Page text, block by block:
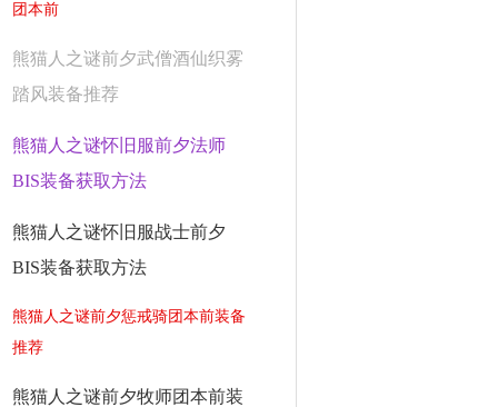
团本前
熊猫人之谜前夕武僧酒仙织雾
踏风装备推荐
熊猫人之谜怀旧服前夕法师
BIS装备获取方法
熊猫人之谜怀旧服战士前夕
BIS装备获取方法
熊猫人之谜前夕惩戒骑团本前装备
推荐
熊猫人之谜前夕牧师团本前装